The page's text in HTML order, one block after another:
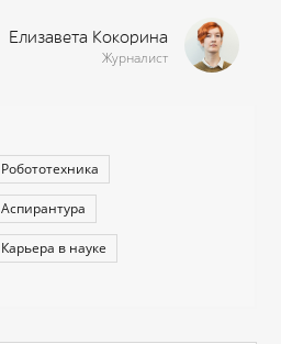
Елизавета Кокорина
Журналист
Робототехника
Аспирантура
Карьера в науке